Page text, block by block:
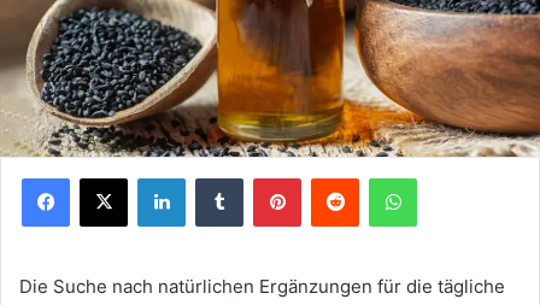
Facebook
X LinkedInTumblr PinterestReddit WhatsApp
Die Suche nach natürlichen Ergänzungen für die tägliche